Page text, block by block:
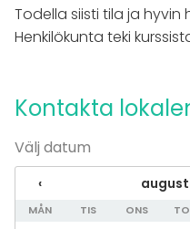
Todella siisti tila ja hyvin
Henkilökunta teki
Kontakta
Välj datum
‹
MÅN TIS ONS